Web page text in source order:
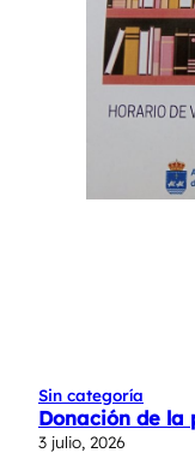
Sin categoría
Donación de la
3 julio, 2026